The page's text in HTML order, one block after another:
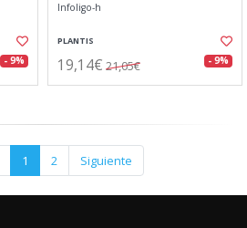
- 9%
Infoligo-h
PLANTIS
19,14€ 21,05€ - 9%
1 2 Siguiente